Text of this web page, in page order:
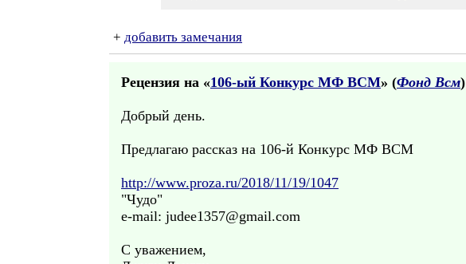
+ добавить замечания
Рецензия на «106-ый Конкурс МФ ВСМ» (Фонд Всм)
Добрый день.
Предлагаю рассказ на 106-й Конкурс МФ ВСМ
http://www.proza.ru/2018/11/19/1047
"Чудо"
e-mail: judee1357@gmail.com
С уважением,